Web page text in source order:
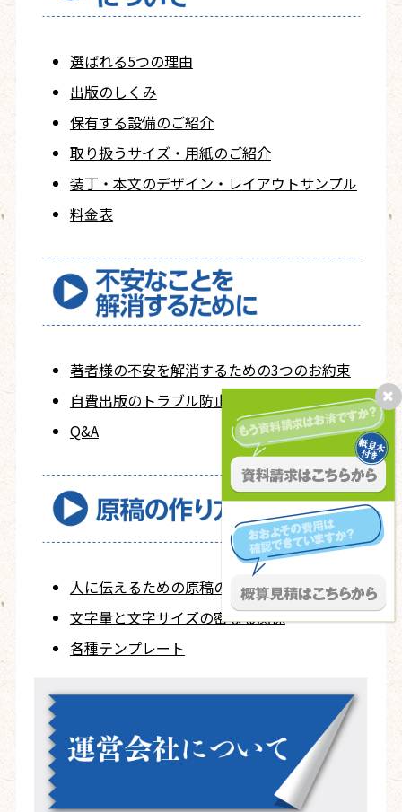
選ばれる5つの理由
出版のしくみ
保有する設備のご紹介
取り扱うサイズ・用紙のご紹介
装丁・本文のデザイン・レイアウトサンプル
料金表
著者様の不安を解消するための3つのお約束
自費出版の トラブル防止策
Q&A
人に伝えるための原稿の作り方
文字量と文字サイズの密なる関係
各種テンプレート